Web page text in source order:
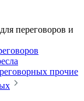
переговоров и
прочие